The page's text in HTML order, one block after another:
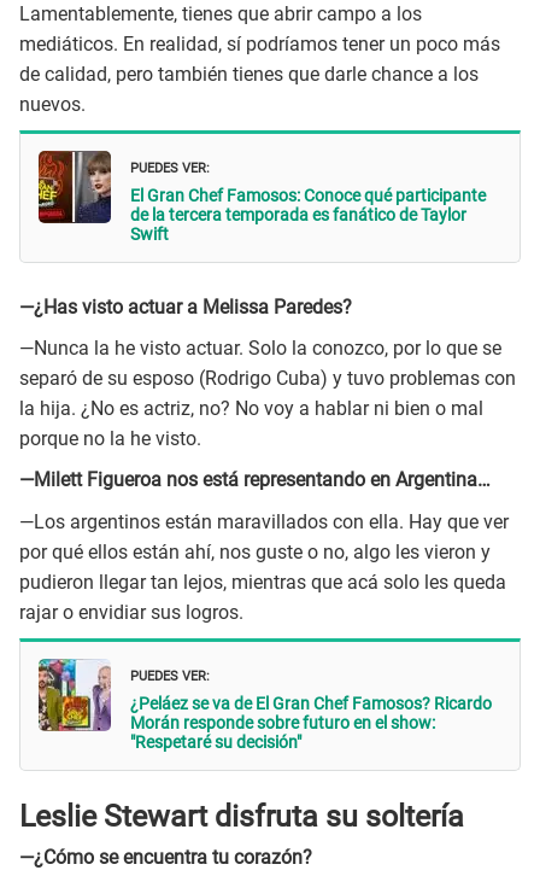
Lamentablemente, tienes que abrir campo a los
mediáticos. En realidad, sí podríamos tener un poco más
de calidad, pero también tienes que darle chance a los
nuevos.
PUEDES VER:
El Gran Chef Famosos: Conoce qué participante
de la tercera temporada es fanático de Taylor
Swift
—¿Has visto actuar a Melissa Paredes?
—Nunca la he visto actuar. Solo la conozco, por lo que se
separó de su esposo (Rodrigo Cuba) y tuvo problemas con
la hija. ¿No es actriz, no? No voy a hablar ni bien o mal
porque no la he visto.
—Milett Figueroa nos está representando en Argentina…
—Los argentinos están maravillados con ella. Hay que ver
por qué ellos están ahí, nos guste o no, algo les vieron y
pudieron llegar tan lejos, mientras que acá solo les queda
rajar o envidiar sus logros.
PUEDES VER:
¿Peláez se va de El Gran Chef Famosos? Ricardo
Morán responde sobre futuro en el show:
"Respetaré su decisión"
Leslie Stewart disfruta su soltería
—¿Cómo se encuentra tu corazón?